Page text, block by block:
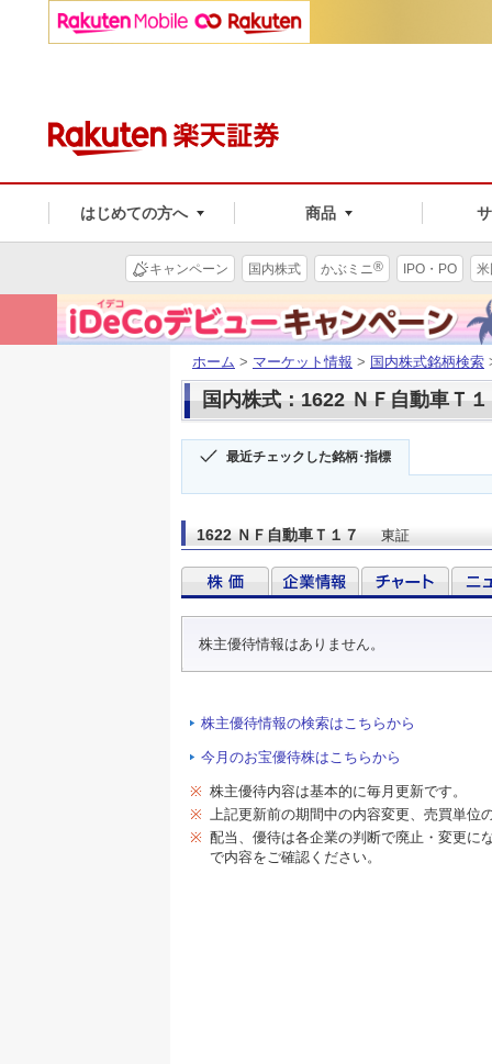
はじめての方へ 商品
キャンペーン 国内株式 かぶミニ® IPO・PO
ホーム > マーケット情報 > 国内株式銘柄検索
国内株式：1622 ＮＦ自動車Ｔ
最近チェックした銘柄･指標
1622 ＮＦ自動車Ｔ１７ 東証
株主優待情報はありません。
株主優待情報の検索はこちらから
今月のお宝優待株はこちらから
※ 株主優待内容は基本的に毎月更新です。
※ 上記更新前の期間中の内容変更、売買単位
※ 配当、優待は各企業の判断で廃止・変更に
で内容をご確認ください。